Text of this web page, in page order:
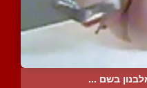
בשם ...